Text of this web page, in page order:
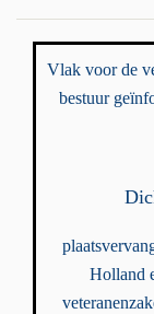
Vlak voor de
bestuur
Holland